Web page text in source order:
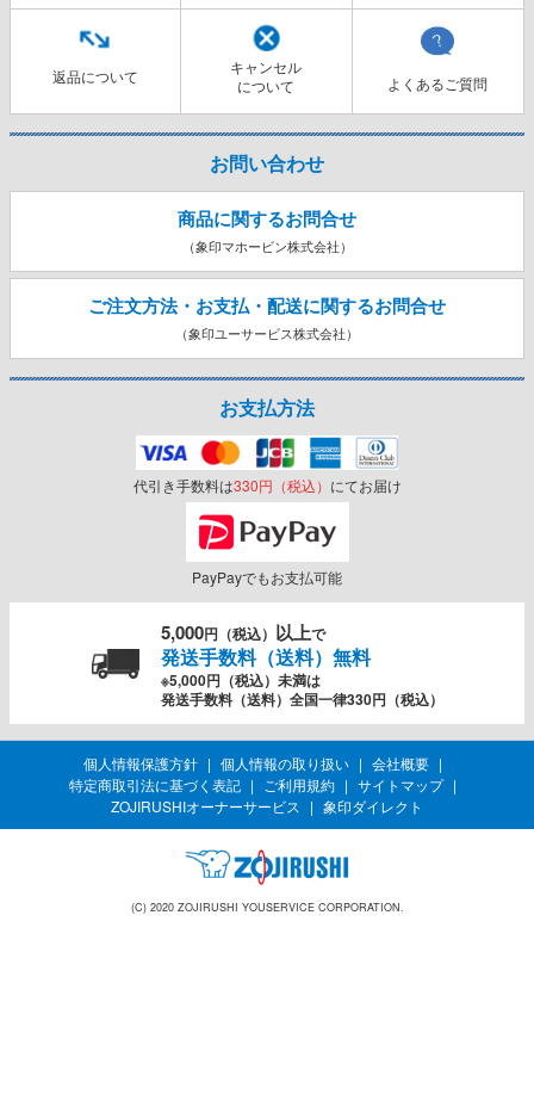
返品について
キャンセル
について
よくあるご質問
お問い合わせ
商品に関するお問合せ
（象印マホービン株式会社）
ご注文方法・お支払・配送に関するお問合せ
（象印ユーサービス株式会社）
お支払方法
代引き手数料は330円（税込） にてお届け
PayPayでもお支払可能
5,000円（税込） 以上で
発送手数料（送料）無料
※5,000円（税込）未満は
発送手数料（送料）全国一律330円（税込）
個人情報保護方針 個人情報の取り扱い
会社概要
特定商取引法に基づく表記
ご利用規約
サイトマップ
ZOJIRUSHIオーナーサービス
象印ダイレクト
(C) 2020 ZOJIRUSHI YOUSERVICE CORPORATION.